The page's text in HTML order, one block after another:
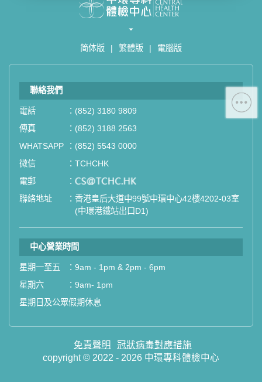
简体版 | 繁體版 | 電腦版
聯絡我們
電話 ： (852) 3180 9809
傳真
： (852) 3188 2563
WHATSAPP
： (852) 5543 0000
微信
： TCHCHK
電郵
： email
聯絡地址
： 香港皇后大道中99號中環中心42樓4202-03室
(中環港鐵站出口D1)
中心營業時間
星期一至五 ： 9am - 1pm & 2pm - 6pm
星期六
： 9am- 1pm
星期日及公眾假期休息
免責聲明
冠狀病毒對應措施
copyright © 2022 - 2026 中環專科體檢中心
- 服務熱線：(852) 3180 9809
- 電子郵箱：cs@tchc.hk
「中環專科體檢中心」致力為關注健
康人士提供尊尚而優質的體檢服務，
一站式進行全方位檢查。
如果您有任何疑問或需要進一步了
祝您健康愉快！